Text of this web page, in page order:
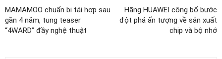
MAMAMOO chuẩn bị tái hợp sau
gần 4 năm, tung teaser
“4WARD” đầy nghệ thuật
Hãng HUAWEI công bố bước
đột phá ấn tượng về sản xuất
chip và bộ nhớ